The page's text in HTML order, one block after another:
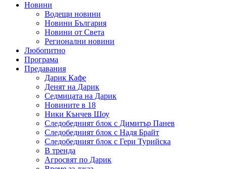
Новини
Водещи новини
Новини България
Новини от Света
Регионални новини
Любопитно
Програма
Предавания
Дарик Кафе
Денят на Дарик
Седмицата на Дарик
Новините в 18
Ники Кънчев Шоу
Следобедният блок с Димитър Панев
Следобедният блок с Надя Брайт
Следобедният блок с Гери Турийска
В тренда
Агросвят по Дарик